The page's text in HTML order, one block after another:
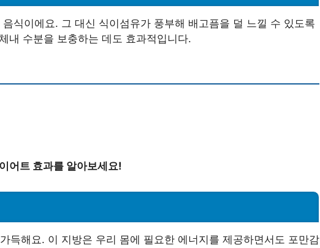
식이에요. 그 대신 식이섬유가 풍부해 배고픔을 덜 느낄 수 있도록
내 수분을 보충하는 데도 효과적입니다.
어트 효과를 알아보세요!
득해요. 이 지방은 우리 몸에 필요한 에너지를 제공하면서도 포만감